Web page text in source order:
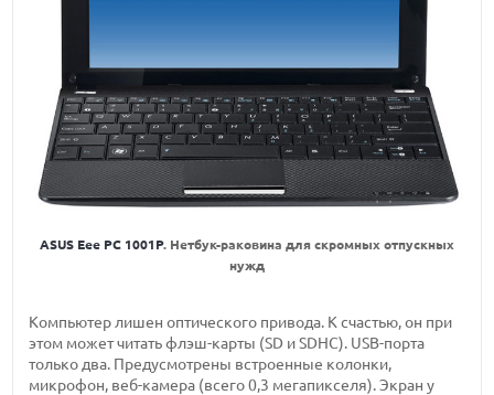
ASUS Eee PC 1001P. Нетбук-раковина для скромных отпускных
нужд
Компьютер лишен оптического привода. К счастью, он при
этом может читать флэш-карты (SD и SDHC). USB-порта
только два. Предусмотрены встроенные колонки,
микрофон, веб-камера (всего 0,3 мегапикселя). Экран у